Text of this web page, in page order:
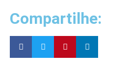
Compartilhe: